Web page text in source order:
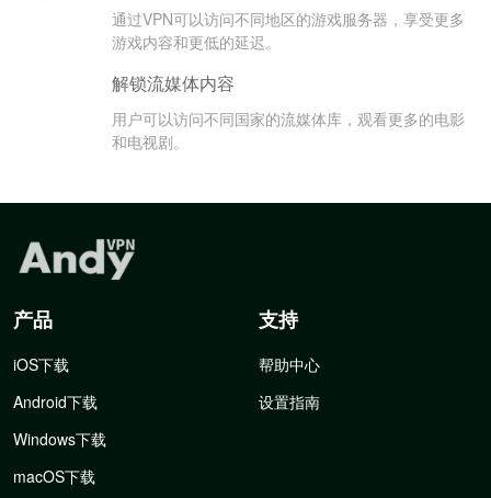
通过VPN可以访问不同地区的游戏服务器，享受更多
游戏内容和更低的延迟。
解锁流媒体内容
用户可以访问不同国家的流媒体库，观看更多的电影
和电视剧。
产品
iOS下载
Android下载
Windows下载
macOS下载
支持
帮助中心
设置指南